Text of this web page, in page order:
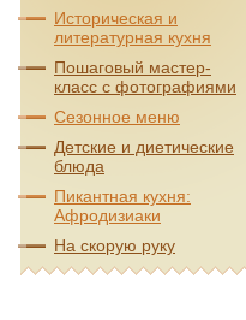
Историческая и
литературная кухня
Пошаговый мастер-
класс с фотографиями
Сезонное меню
Детские и диетические
блюда
Пикантная кухня:
Афродизиаки
На скорую руку